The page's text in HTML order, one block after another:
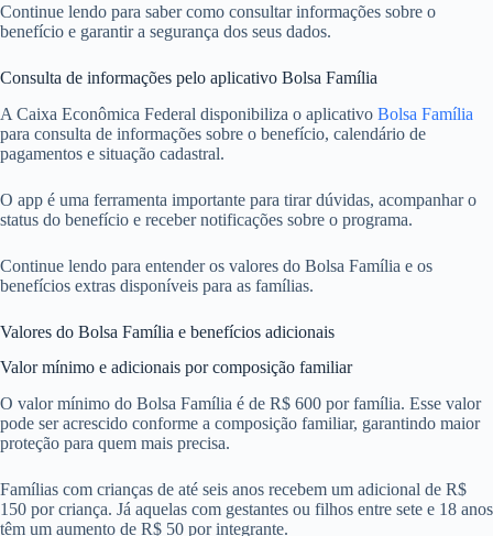
Continue lendo para saber como consultar informações sobre o
benefício e garantir a segurança dos seus dados.
Consulta de informações pelo aplicativo Bolsa Família
A Caixa Econômica Federal disponibiliza o aplicativo Bolsa Família
para consulta de informações sobre o benefício, calendário de
pagamentos e situação cadastral.
O app é uma ferramenta importante para tirar dúvidas, acompanhar o
status do benefício e receber notificações sobre o programa.
Continue lendo para entender os valores do Bolsa Família e os
benefícios extras disponíveis para as famílias.
Valores do Bolsa Família e benefícios adicionais
Valor mínimo e adicionais por composição familiar
O valor mínimo do Bolsa Família é de R$ 600 por família. Esse valor
pode ser acrescido conforme a composição familiar, garantindo maior
proteção para quem mais precisa.
Famílias com crianças de até seis anos recebem um adicional de R$
150 por criança. Já aquelas com gestantes ou filhos entre sete e 18 anos
têm um aumento de R$ 50 por integrante.